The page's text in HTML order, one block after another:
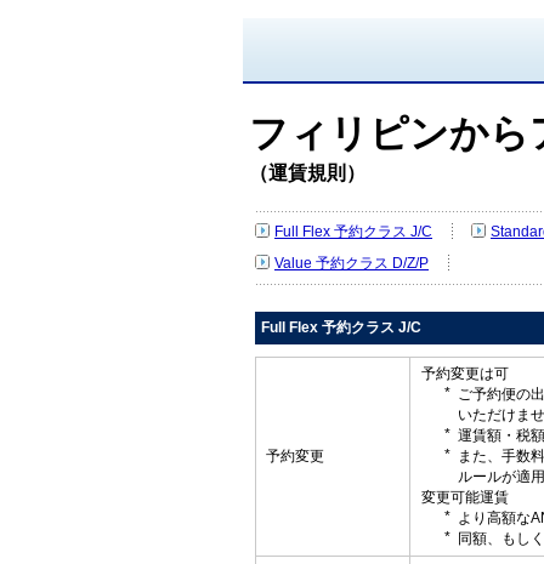
フィリピンか
（運賃規則）
Full Flex 予約クラス J/C
Value 予約クラス D/Z/P
Full Flex 予約クラス J/C
予約変更
予約変更は可
ご予約便の
いただけま
運賃額・税
また、手数
ルールが適
変更可能運賃
より高額な
同額、もし